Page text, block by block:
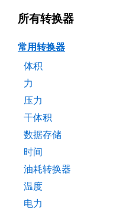
所有转换器
常用转换器
体积
力
压力
干体积
数据存储
时间
油耗转换器
温度
电力